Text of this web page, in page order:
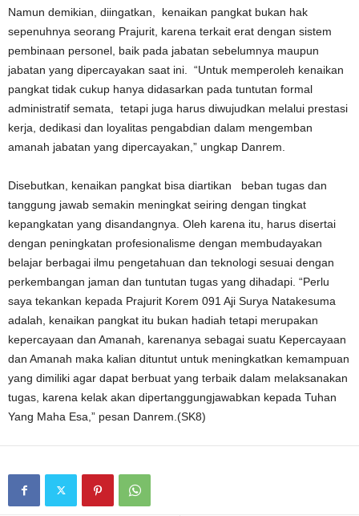
Namun demikian, diingatkan, kenaikan pangkat bukan hak
sepenuhnya seorang Prajurit, karena terkait erat dengan sistem
pembinaan personel, baik pada jabatan sebelumnya maupun
jabatan yang dipercayakan saat ini. “Untuk memperoleh kenaikan
pangkat tidak cukup hanya didasarkan pada tuntutan formal
administratif semata, tetapi juga harus diwujudkan melalui prestasi
kerja, dedikasi dan loyalitas pengabdian dalam mengemban
amanah jabatan yang dipercayakan,” ungkap Danrem.
Disebutkan, kenaikan pangkat bisa diartikan beban tugas dan
tanggung jawab semakin meningkat seiring dengan tingkat
kepangkatan yang disandangnya. Oleh karena itu, harus disertai
dengan peningkatan profesionalisme dengan membudayakan
belajar berbagai ilmu pengetahuan dan teknologi sesuai dengan
perkembangan jaman dan tuntutan tugas yang dihadapi. “Perlu
saya tekankan kepada Prajurit Korem 091 Aji Surya Natakesuma
adalah, kenaikan pangkat itu bukan hadiah tetapi merupakan
kepercayaan dan Amanah, karenanya sebagai suatu Kepercayaan
dan Amanah maka kalian dituntut untuk meningkatkan kemampuan
yang dimiliki agar dapat berbuat yang terbaik dalam melaksanakan
tugas, karena kelak akan dipertanggungjawabkan kepada Tuhan
Yang Maha Esa,” pesan Danrem.(SK8)